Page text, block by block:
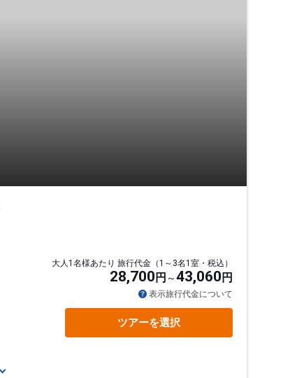
大人1名様あたり 旅行代金（1～3名1室・税込）
28,700 円 43,060 円
表示旅行代金について
ツアーを選択